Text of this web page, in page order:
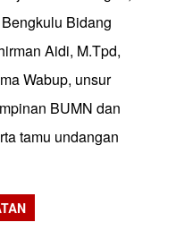
Bidang
Aidi, M.Tpd,
Wabup, unsur
BUMN dan
tamu undangan